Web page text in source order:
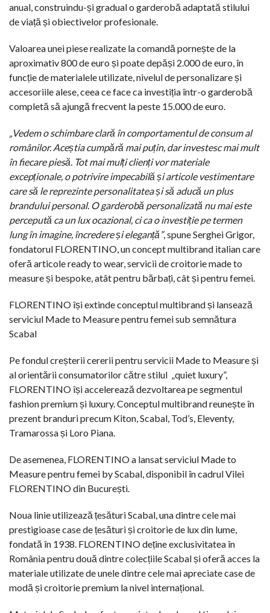
anual, construindu-și gradual o garderobă adaptată stilului
de viață și obiectivelor profesionale.
Valoarea unei piese realizate la comandă pornește de la
aproximativ 800 de euro și poate depăși 2.000 de euro, în
funcție de materialele utilizate, nivelul de personalizare și
accesoriile alese, ceea ce face ca investiția într-o garderobă
completă să ajungă frecvent la peste 15.000 de euro.
„Vedem o schimbare clară în comportamentul de consum al
românilor. Aceștia cumpără mai puțin, dar investesc mai mult
în fiecare piesă. Tot mai mulți clienți vor materiale
excepționale, o potrivire impecabilă și articole vestimentare
care să le reprezinte personalitatea și să aducă un plus
brandului personal. O garderobă personalizată nu mai este
percepută ca un lux ocazional, ci ca o investiție pe termen
lung în imagine, încredere și eleganță”, spune Serghei Grigor,
fondatorul FLORENTINO, un concept multibrand italian care
oferă articole ready to wear, servicii de croitorie made to
measure și bespoke, atât pentru bărbați, cât și pentru femei.
FLORENTINO își extinde conceptul multibrand și lansează
serviciul Made to Measure pentru femei sub semnătura
Scabal
Pe fondul creșterii cererii pentru servicii Made to Measure și
al orientării consumatorilor către stilul
„quiet luxury”,
FLORENTINO își accelerează dezvoltarea pe segmentul
fashion premium și luxury. Conceptul multibrand reunește în
prezent branduri precum Kiton, Scabal, Tod’s, Eleventy,
Tramarossa și Loro Piana.
De asemenea, FLORENTINO a lansat serviciul Made to
Measure pentru femei by Scabal, disponibil în cadrul Vilei
FLORENTINO din București.
Noua linie utilizează țesături Scabal, una dintre cele mai
prestigioase case de țesături și croitorie de lux din lume,
fondată în 1938. FLORENTINO deține exclusivitatea în
România pentru două dintre colecțiile Scabal și oferă acces la
materiale utilizate de unele dintre cele mai apreciate case de
modă și croitorie premium la nivel internațional.